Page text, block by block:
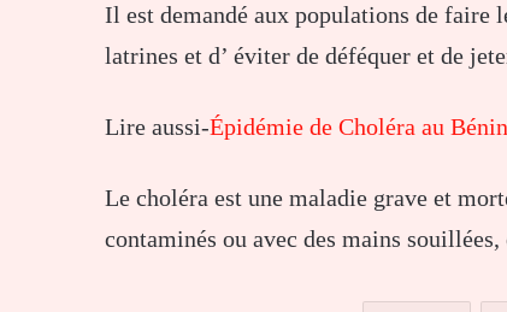
Il est demandé aux populations de faire
latrines et d’ éviter de déféquer et de
Lire aussi-Épidémie de Choléra au
Le choléra est une maladie grave et
contaminés ou avec des mains souillées,